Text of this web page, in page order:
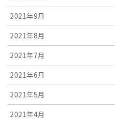
2021年9月
2021年8月
2021年7月
2021年6月
2021年5月
2021年4月